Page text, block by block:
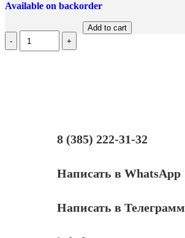
Available on backorder
Количество
Маркер
Add to cart
8 (385) 222-31-32
Написать в WhatsApp
Написать в Телеграмм